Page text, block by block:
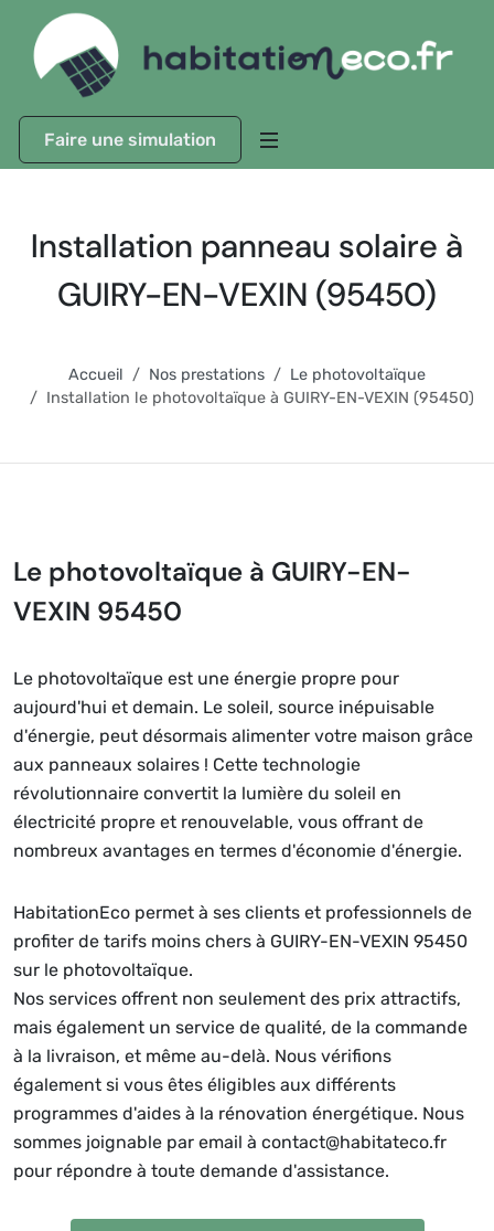
Faire une simulation
Installation panneau solaire à
GUIRY-EN-VEXIN (95450)
Accueil Nos prestations
Le photovoltaïque
Installation le photovoltaïque à GUIRY-EN-VEXIN (95450)
Le photovoltaïque à GUIRY-EN-
VEXIN 95450
Le photovoltaïque est une énergie propre pour
aujourd'hui et demain. Le soleil, source inépuisable
d'énergie, peut désormais alimenter votre maison grâce
aux panneaux solaires ! Cette technologie
révolutionnaire convertit la lumière du soleil en
électricité propre et renouvelable, vous offrant de
nombreux avantages en termes d'économie d'énergie.
HabitationEco permet à ses clients et professionnels de
profiter de tarifs moins chers à GUIRY-EN-VEXIN 95450
sur le photovoltaïque.
Nos services offrent non seulement des prix attractifs,
mais également un service de qualité, de la commande
à la livraison, et même au-delà. Nous vérifions
également si vous êtes éligibles aux différents
programmes d'aides à la rénovation énergétique. Nous
sommes joignable par email à contact@habitateco.fr
pour répondre à toute demande d'assistance.